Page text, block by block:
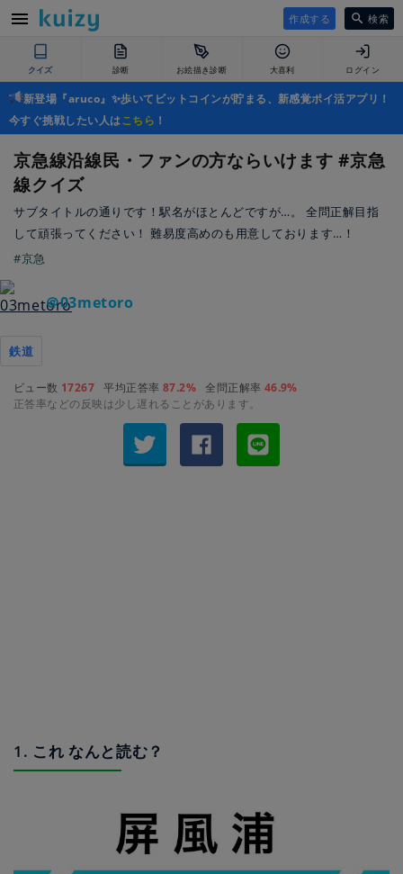
作成する 検索
クイズ 診断 お絵描き診断 大喜利 ログイン
新登場『aruco』✨歩いてビットコインが貯まる、新感覚ポイ活アプリ！
今すぐ挑戦したい人はこちら ！
京急線沿線民・ファンの方ならいけます #京急
線クイズ
サブタイトルの通りです！駅名がほとんどですが…。 全問正解目指
して頑張ってください！ 難易度高めのも用意しております…！
#京急
＠03metoro
鉄道
ビュー数 17267 平均正答率 87.2% 全問正解率 46.9%
正答率などの反映は少し遅れることがあります。
1. これ なんと読む？